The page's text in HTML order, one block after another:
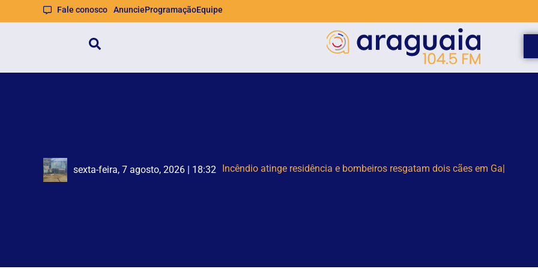
Fale conosco AnuncieProgramaçãoEquipe
sexta-feira, 7 agosto, 2026 | 18:32
sexta-feira, 7 agosto, 2026 | 18:19 Brusq
Duas pessoas são detidas por suspeita de tráfico de drogas em Brusque